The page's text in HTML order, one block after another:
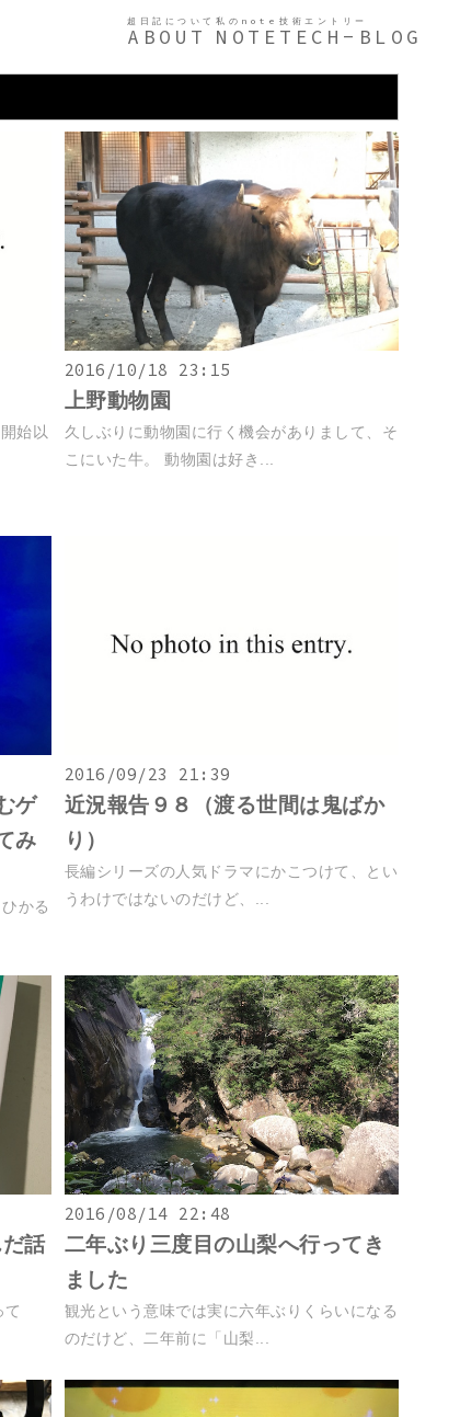
超日記について
ABOUT
私のnote
NOTE
技術エントリー
TECH-BLOG
始以
2016/10/18 23:15
上野動物園
久しぶりに動物園に行く機会がありまして、そ
こにいた牛。 動物園は好き...
ゲ
み
かる
2016/09/23 21:39
近況報告９８（渡る世間は鬼ばか
り）
長編シリーズの人気ドラマにかこつけて、とい
うわけではないのだけど、...
話
2016/08/14 22:48
二年ぶり三度目の山梨へ行ってき
ました
観光という意味では実に六年ぶりくらいになる
のだけど、二年前に「山梨...